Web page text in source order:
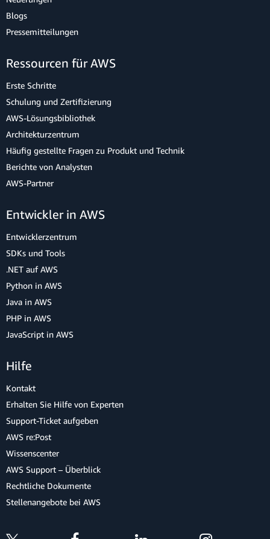
Blogs
Pressemitteilungen
Ressourcen für AWS
Erste Schritte
Schulung und Zertifizierung
AWS-Lösungsbibliothek
Architekturzentrum
Häufig gestellte Fragen zu Produkt und Technik
Berichte von Analysten
AWS-Partner
Entwickler in AWS
Entwicklerzentrum
SDKs und Tools
.NET auf AWS
Python in AWS
Java in AWS
PHP in AWS
JavaScript in AWS
Hilfe
Kontakt
Erhalten Sie Hilfe von Experten
Support-Ticket aufgeben
AWS re:Post
Wissenscenter
AWS Support – Überblick
Rechtliche Dokumente
Stellenangebote bei AWS